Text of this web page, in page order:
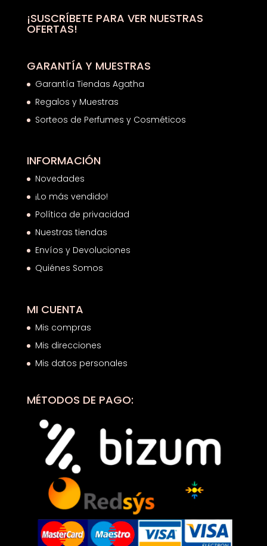
hasta
¡SUSCRÍBETE PARA VER NUESTRAS
OFERTAS!
GARANTÍA Y MUESTRAS
Garantía Tiendas Agatha
Regalos y Muestras
Sorteos de Perfumes y Cosméticos
INFORMACIÓN
Novedades
¡Lo más vendido!
Política de privacidad
Nuestras tiendas
Envíos y Devoluciones
Quiénes Somos
MI CUENTA
Mis compras
Mis direcciones
Mis datos personales
MÉTODOS DE PAGO: